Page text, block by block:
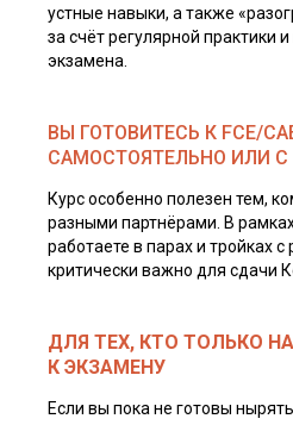
устные навыки, а также
за счёт регулярной практики
экзамена.
ВЫ ГОТОВИТЕСЬ К FCE/
САМОСТОЯТЕЛЬНО ИЛИ
Курс особенно полезен тем,
разными партнёрами. В
работаете в парах и тройках
критически важно для сдачи
ДЛЯ ТЕХ, КТО ТОЛЬКО
К ЭКЗАМЕНУ
Если вы пока не готовы